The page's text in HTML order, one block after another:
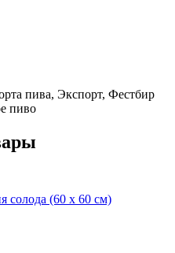
пива, Экспорт, Фестбир
пиво
солода (60 х 60 см)